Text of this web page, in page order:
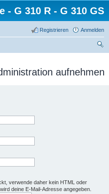
- G 310 R - G 310 GS
Anmelden
Registrieren
aufnehmen
verwende daher kein HTML oder
deine E-Mail-Adresse angegeben.